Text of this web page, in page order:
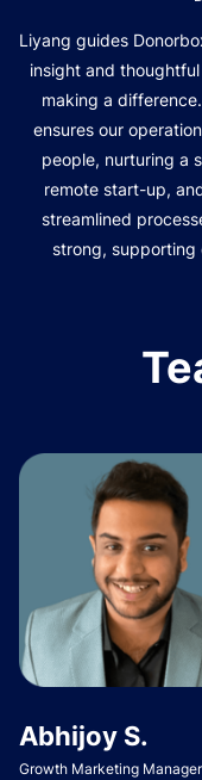
Liyang guides
insight and
making a
ensures our
people, nurturing a
remote start-up,
streamlined
strong, supporting
Abhijoy S.
Growth Marketing Manager